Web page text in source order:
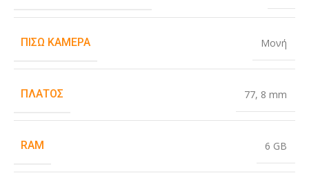
ΠΊΣΩ ΚΆΜΕΡΑ Μονή
ΠΛΆΤΟΣ 77, 8 mm
RAM 6 GB